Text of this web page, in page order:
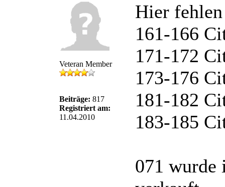
Veteran Member
Beiträge: 817
Registriert am:
11.04.2010
Hier
161-166
171-172
173-176
181-182
183-185
071 wurde